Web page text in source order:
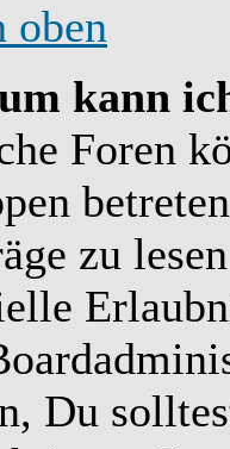
oben
kann
Foren
zu
Du